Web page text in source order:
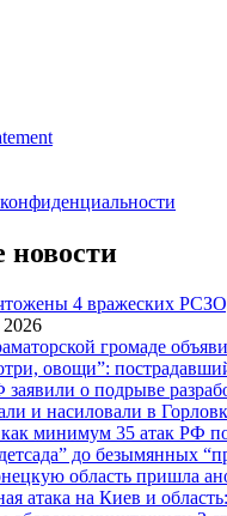
новости
4 вражеских
громаде
овощи”:
о подрыве
и насиловали в
минимум 35 атак РФ
до безымянных
область пришла
атака на Киев и